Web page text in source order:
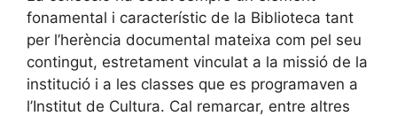
fonamental i característic de la Biblioteca tant
per l’herència documental mateixa com pel seu
contingut, estretament vinculat a la missió de la
institució i a les classes que es programaven a
l’Institut de Cultura. Cal remarcar, entre altres